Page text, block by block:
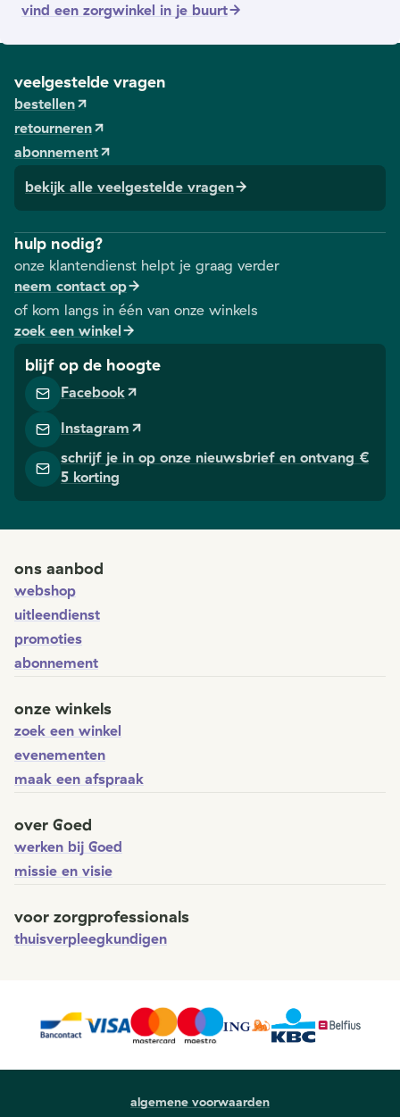
vind een zorgwinkel in je buurt
veelgestelde vragen
bestellen
retourneren
abonnement
bekijk alle veelgestelde vragen
hulp nodig?
onze klantendienst helpt je graag verder
neem contact op
of kom langs in één van onze winkels
zoek een winkel
blijf op de hoogte
Facebook
Instagram
schrijf je in op onze nieuwsbrief en ontvang €
5 korting
ons aanbod
webshop
uitleendienst
promoties
abonnement
onze winkels
zoek een winkel
evenementen
maak een afspraak
over Goed
werken bij Goed
missie en visie
voor zorgprofessionals
thuisverpleegkundigen
algemene voorwaarden